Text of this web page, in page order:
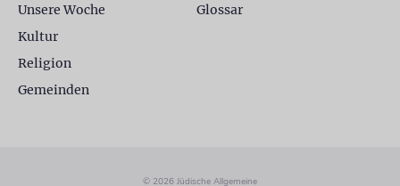
Unsere Woche
Kultur
Religion
Gemeinden
Glossar
© 2026 Jüdische Allgemeine